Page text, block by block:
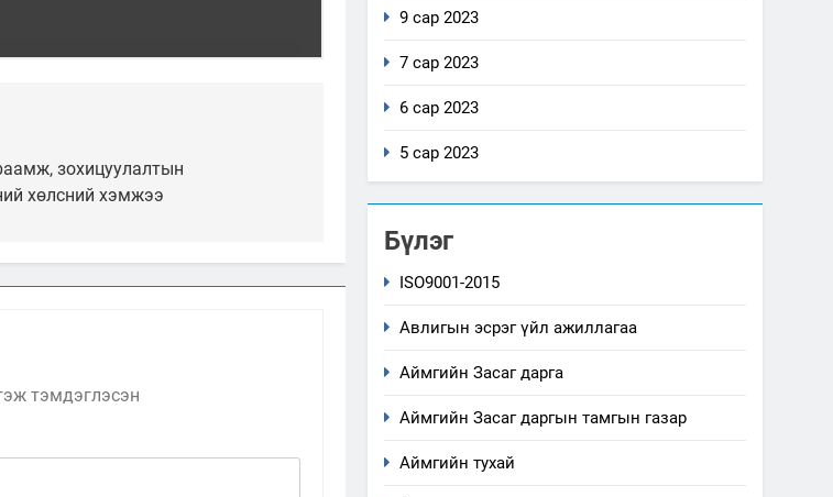
зохицуулалтын
хөлсний хэмжээ
тэмдэглэсэн
9 сар 2023
7 сар 2023
6 сар 2023
5 сар 2023
Бүлэг
ISO9001-2015
Авлигын эсрэг үйл ажиллагаа
Аймгийн Засаг дарга
Аймгийн Засаг даргын тамгын газар
Аймгийн тухай